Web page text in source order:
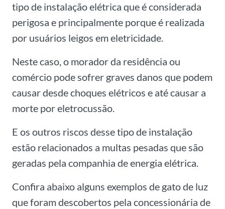
tipo de instalação elétrica que é considerada
perigosa e principalmente porque é realizada
por usuários leigos em eletricidade.
Neste caso, o morador da residência ou
comércio pode sofrer graves danos que podem
causar desde choques elétricos e até causar a
morte por eletrocussão.
E os outros riscos desse tipo de instalação
estão relacionados a multas pesadas que são
geradas pela companhia de energia elétrica.
Confira abaixo alguns exemplos de gato de luz
que foram descobertos pela concessionária de